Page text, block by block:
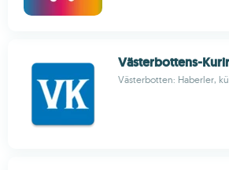
Västerbottens-
Västerbotten: Haberler,